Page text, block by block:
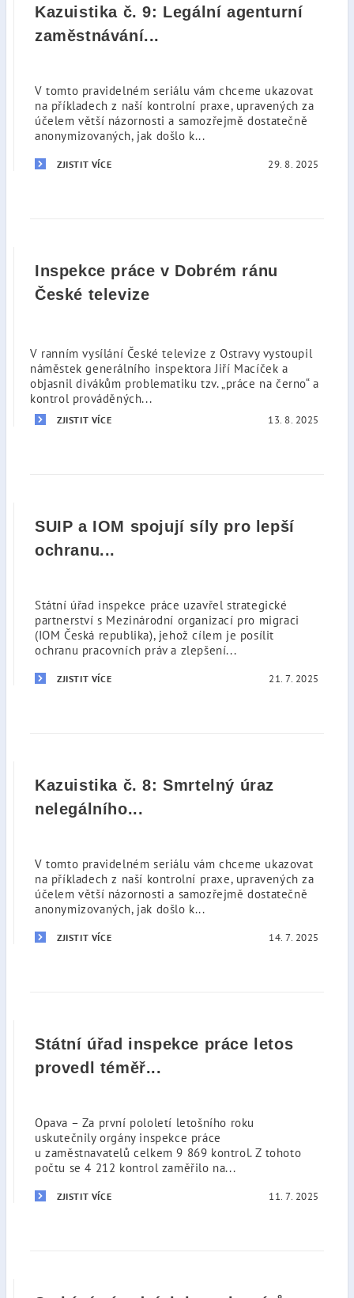
Kazuistika č. 9: Legální agenturní
zaměstnávání...
V tomto pravidelném seriálu vám chceme ukazovat
na příkladech z naší kontrolní praxe, upravených za
účelem větší názornosti a samozřejmě dostatečně
anonymizovaných, jak došlo k...
ZJISTIT VÍCE 29. 8. 2025
Inspekce práce v Dobrém ránu
České televize
V ranním vysílání České televize z Ostravy vystoupil
náměstek generálního inspektora Jiří Macíček a
objasnil divákům problematiku tzv. „práce na černo“ a
kontrol prováděných...
ZJISTIT VÍCE 13. 8. 2025
SUIP a IOM spojují síly pro lepší
ochranu...
Státní úřad inspekce práce uzavřel strategické
partnerství s Mezinárodní organizací pro migraci
(IOM Česká republika), jehož cílem je posílit
ochranu pracovních práv a zlepšení...
ZJISTIT VÍCE 21. 7. 2025
Kazuistika č. 8: Smrtelný úraz
nelegálního...
V tomto pravidelném seriálu vám chceme ukazovat
na příkladech z naší kontrolní praxe, upravených za
účelem větší názornosti a samozřejmě dostatečně
anonymizovaných, jak došlo k...
ZJISTIT VÍCE 14. 7. 2025
Státní úřad inspekce práce letos
provedl téměř...
Opava – Za první pololetí letošního roku
uskutečnily orgány inspekce práce
u zaměstnavatelů celkem 9 869 kontrol. Z tohoto
počtu se 4 212 kontrol zaměřilo na...
ZJISTIT VÍCE 11. 7. 2025